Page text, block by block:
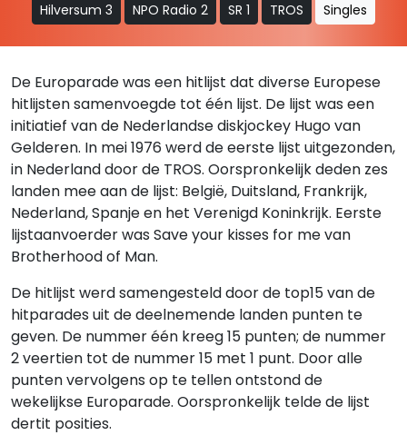
Hilversum 3 NPO Radio 2 SR 1 TROS Singles
De Europarade was een hitlijst dat diverse Europese
hitlijsten samenvoegde tot één lijst. De lijst was een
initiatief van de Nederlandse diskjockey Hugo van
Gelderen. In mei 1976 werd de eerste lijst uitgezonden,
in Nederland door de TROS. Oorspronkelijk deden zes
landen mee aan de lijst: België, Duitsland, Frankrijk,
Nederland, Spanje en het Verenigd Koninkrijk. Eerste
lijstaanvoerder was Save your kisses for me van
Brotherhood of Man.
De hitlijst werd samengesteld door de top15 van de
hitparades uit de deelnemende landen punten te
geven. De nummer één kreeg 15 punten; de nummer
2 veertien tot de nummer 15 met 1 punt. Door alle
punten vervolgens op te tellen ontstond de
wekelijkse Europarade. Oorspronkelijk telde de lijst
dertit posities.